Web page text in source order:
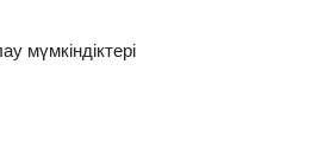
мүмкіндіктері